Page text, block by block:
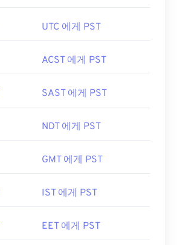
UTC 에게 PST
ACST 에게 PST
SAST 에게 PST
NDT 에게 PST
GMT 에게 PST
IST 에게 PST
EET 에게 PST